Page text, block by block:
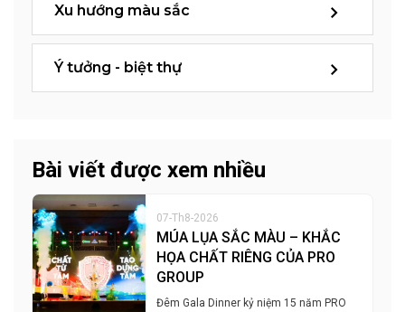
Xu hướng màu sắc
Ý tưởng - biệt thự
Bài viết được xem nhiều
07-Th8-2026
MÚA LỤA SẮC MÀU – KHẮC
HỌA CHẤT RIÊNG CỦA PRO
GROUP
Đêm Gala Dinner kỷ niệm 15 năm PRO